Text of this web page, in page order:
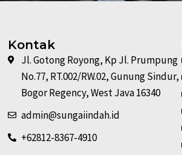
Kontak
Jl. Gotong Royong, Kp Jl. Prumpung
No.77, RT.002/RW.02, Gunung Sindur,
Bogor Regency, West Java 16340
admin@sungaiindah.id
+62812-8367-4910